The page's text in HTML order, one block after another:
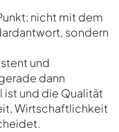
nicht mit dem
sondern
und
dann
ist und die Qualität
Wirtschaftlichkeit